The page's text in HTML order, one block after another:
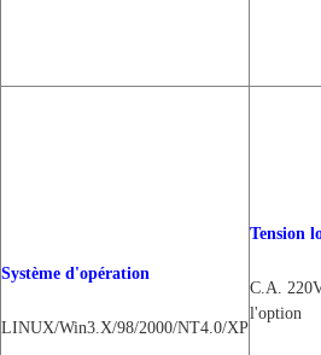
Système d'opération
LINUX/Win3.X/98/2000/NT4.0/XP
Tension
C.A.
l'option